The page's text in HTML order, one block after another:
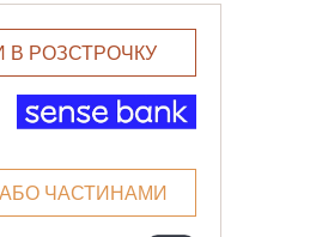
В РОЗСТРОЧКУ
ЧАСТИНАМИ